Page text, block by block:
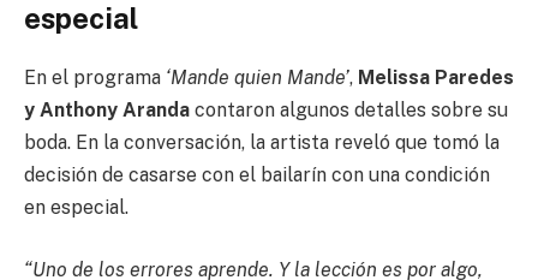
especial
En el programa ‘Mande quien Mande’, Melissa Paredes
y Anthony Aranda contaron algunos detalles sobre su
boda. En la conversación, la artista reveló que tomó la
decisión de casarse con el bailarín con una condición
en especial.
“Uno de los errores aprende. Y la lección es por algo,